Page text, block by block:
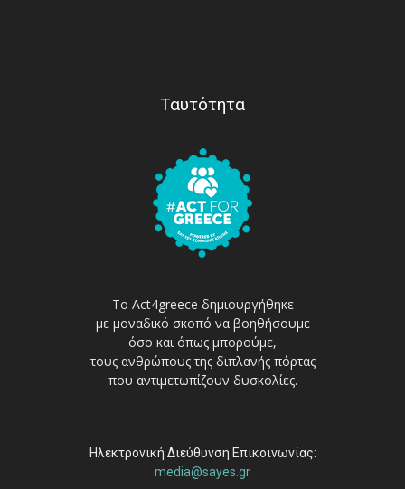
Ταυτότητα
Το Act4greece δημιουργήθηκε
με μοναδικό σκοπό να βοηθήσουμε
όσο και όπως μπορούμε,
τους ανθρώπους της διπλανής πόρτας
που αντιμετωπίζουν δυσκολίες.
Ηλεκτρονική Διεύθυνση Επικοινωνίας:
media@sayes.gr